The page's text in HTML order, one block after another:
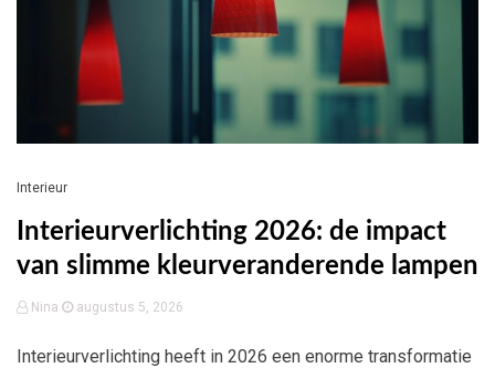
Interieur
Interieurverlichting 2026: de impact
van slimme kleurveranderende lampen
Nina augustus 5, 2026
Interieurverlichting heeft in 2026 een enorme transformatie